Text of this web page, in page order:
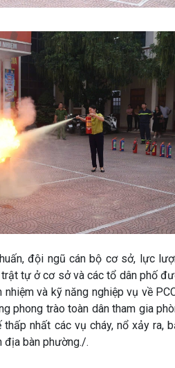
đội ngũ cán bộ cơ sở, lực
trật tự ở cơ sở và các tổ dân phố
và kỹ năng nghiệp vụ về
phong trào toàn dân tham gia
thấp nhất các vụ cháy, nổ xảy ra,
địa bàn phường./.